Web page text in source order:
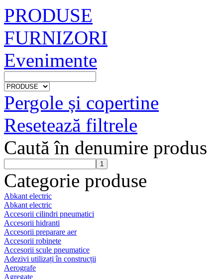
PRODUSE
FURNIZORI
Evenimente
Pergole și copertine
Resetează filtrele
Caută în denumire produs
Categorie produse
Abkant electric
Abkant electric
Accesorii cilindri pneumatici
Accesorii hidranti
Accesorii preparare aer
Accesorii robinete
Accesorii scule pneumatice
Adezivi utilizați în construcții
Aerografe
Agregate